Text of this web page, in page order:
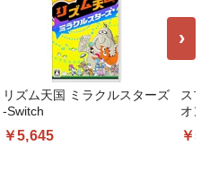
リズム天国 ミラクルスターズ
-Switch
￥5,645
スプ
オン
￥
›